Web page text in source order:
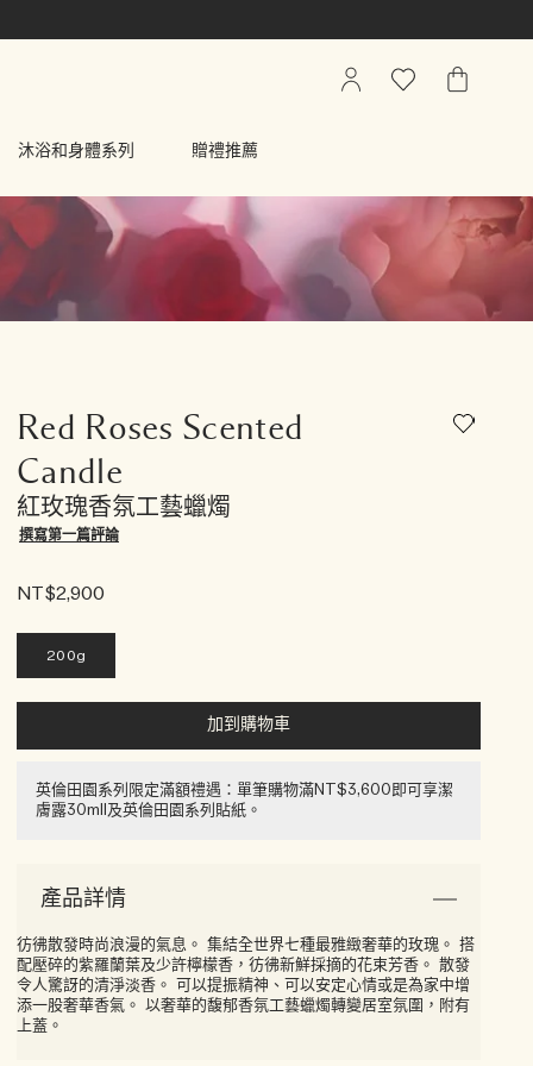
沐浴和身體系列 贈禮推薦
我
心
我
車
Red Roses Scented
Candle
紅玫瑰香氛工藝蠟燭
撰寫第一篇評論
NT$2,900
200g
加到購物車
英倫田園系列限定滿額禮遇：單筆購物滿NT$3,600即可享潔
膚露30ml​l​​及英倫田園系列貼紙​。
產品詳情
彷彿散發時尚浪漫的氣息。 集結全世界七種最雅緻奢華的玫瑰。 搭
配壓碎的紫羅蘭葉及少許檸檬香，彷彿新鮮採摘的花束芳香。 散發
令人驚訝的清淨淡香。 可以提振精神、可以安定心情或是為家中增
添一股奢華香氣。 以奢華的馥郁香氛工藝蠟燭轉變居室氛圍，附有
上蓋。